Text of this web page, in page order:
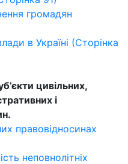
громадян
в Україні (Сторінка
цивільних,
і
правовідносинах
неповнолітніх